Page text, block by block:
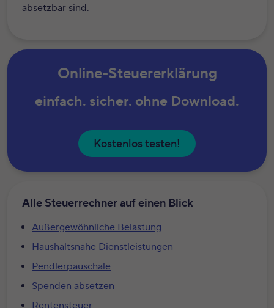
absetzbar sind.
Online-Steuererklärung
einfach. sicher. ohne Download.
Kostenlos testen!
Alle Steuerrechner auf einen Blick
Außergewöhnliche Belastung
Haushaltsnahe Dienstleistungen
Pendlerpauschale
Spenden absetzen
Rentensteuer